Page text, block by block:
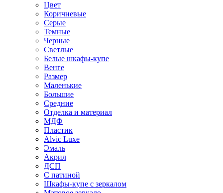
Цвет
Коричневые
Серые
Темные
Черные
Светлые
Белые шкафы-купе
Венге
Размер
Маленькие
Большие
Средние
Отделка и материал
МДФ
Пластик
Alvic Luxe
Эмаль
Акрил
ДСП
С патиной
Шкафы-купе с зеркалом